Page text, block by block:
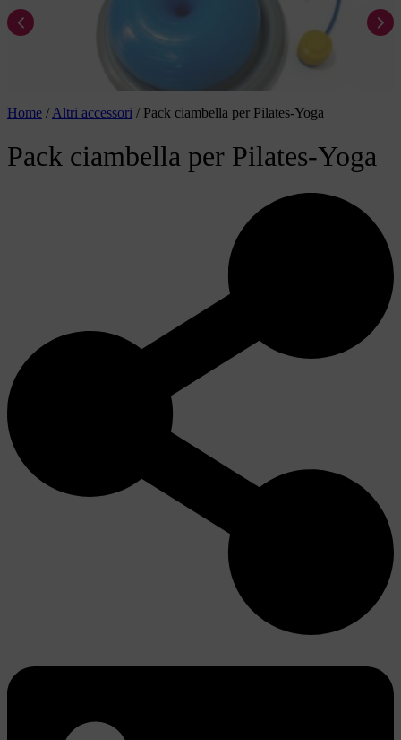
Home / Altri accessori / Pack ciambella per Pilates-Yoga
Pack ciambella per Pilates-Yoga